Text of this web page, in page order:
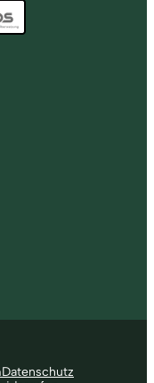
Datenschutz